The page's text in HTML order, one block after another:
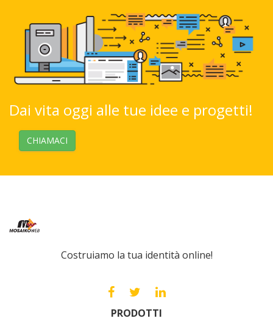
Dai vita oggi alle tue idee e progetti!
CHIAMACI
Costruiamo la tua identità online!
PRODOTTI